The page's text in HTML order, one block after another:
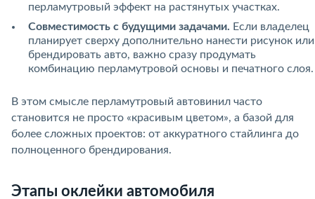
перламутровый эффект на растянутых участках.
Совместимость с будущими задачами. Если владелец
планирует сверху дополнительно нанести рисунок или
брендировать авто, важно сразу продумать
комбинацию перламутровой основы и печатного слоя.
В этом смысле перламутровый автовинил часто
становится не просто «красивым цветом», а базой для
более сложных проектов: от аккуратного стайлинга до
полноценного брендирования.
Этапы оклейки автомобиля